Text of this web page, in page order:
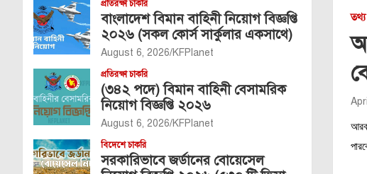
প্রতিরক্ষা চাকরি
বাংলাদেশ বিমান বাহিনী নিয়োগ বিজ্ঞপ্তি
২০২৬ (সকল কোর্স সার্কুলার একসাথে)
August 6, 2026 KFPlanet
প্রতিরক্ষা চাকরি
(৩৪২ পদে) বিমান বাহিনী বেসামরিক
নিয়োগ বিজ্ঞপ্তি ২০২৬
August 6, 2026 KFPlanet
বিদেশে চাকরি
সরকারিভাবে জর্ডানের বোয়েসেল